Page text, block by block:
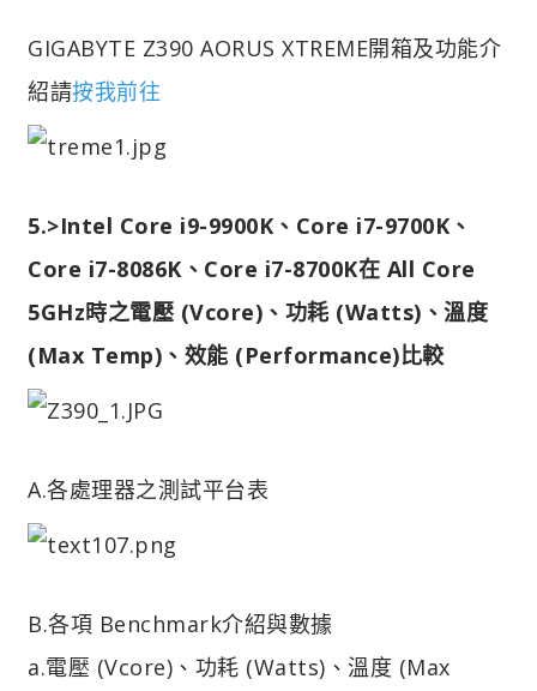
GIGABYTE Z390 AORUS XTREME開箱及功能介
紹請按我前往
5.>Intel Core i9-9900K、Core i7-9700K、
Core i7-8086K、Core i7-8700K在 All Core
5GHz時之電壓 (Vcore)、功耗 (Watts)、溫度
(Max Temp)、效能 (Performance)比較
A.各處理器之測試平台表
B.各項 Benchmark介紹與數據
a.電壓 (Vcore)、功耗 (Watts)、溫度 (Max